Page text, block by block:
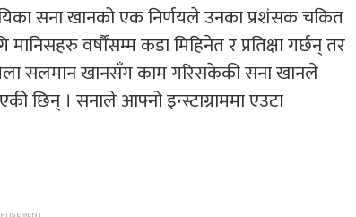
सना खानको एक निर्णयले उनका प्रशंसक चकित
मानिसहरु वर्षौंसम्म कडा मिहिनेत र प्रतिक्षा गर्छन् तर
बेला सलमान खानसँग काम गरिसकेकी सना खानले
छिन् । सनाले आफ्नो इन्स्टाग्राममा एउटा